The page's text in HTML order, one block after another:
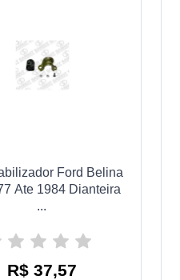
Ford Belina
Ate 1984 Dianteira
...
R$ 37,57